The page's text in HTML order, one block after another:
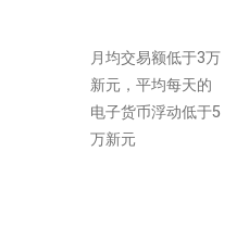
月均交易额低于3万
新元，平均每天的
电子货币浮动低于5
万新元